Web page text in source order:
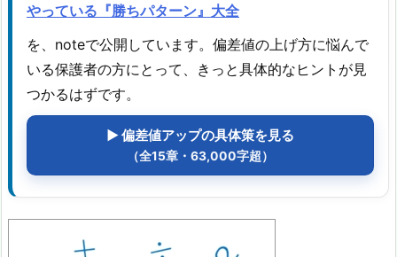
やっている『勝ちパターン』大全
を、noteで公開しています。偏差値の上げ方に悩んで
いる保護者の方にとって、きっと具体的なヒントが見
つかるはずです。
▶ 偏差値アップの具体策を見る
（全15章・63,000字超）